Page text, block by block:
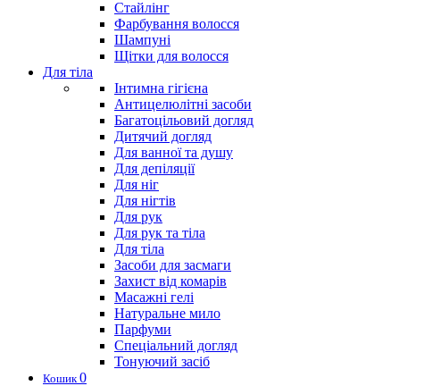
Стайлінг
Фарбування волосся
Шампуні
Щітки для волосся
Для тіла
Інтимна гігієна
Антицелюлітні засоби
Багатоцільовий догляд
Дитячий догляд
Для ванної та душу
Для депіляції
Для ніг
Для нігтів
Для рук
Для рук та тіла
Для тіла
Засоби для засмаги
Захист від комарів
Масажні гелі
Натуральне мило
Парфуми
Спеціальний догляд
Тонуючий засіб
Кошик 0